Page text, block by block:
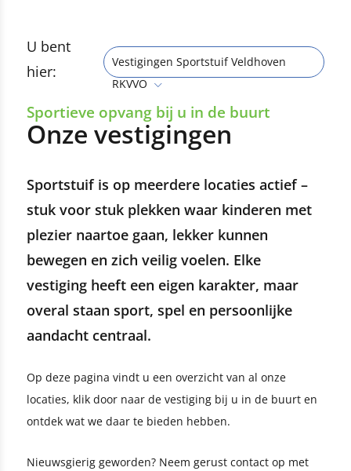
U bent
hier:
Vestigingen Sportstuif Veldhoven
RKVVO
Sportieve opvang bij u in de buurt
Onze vestigingen
Sportstuif is op meerdere locaties actief –
stuk voor stuk plekken waar kinderen met
plezier naartoe gaan, lekker kunnen
bewegen en zich veilig voelen. Elke
vestiging heeft een eigen karakter, maar
overal staan sport, spel en persoonlijke
aandacht centraal.
Op deze pagina vindt u een overzicht van al onze
locaties, klik door naar de vestiging bij u in de buurt en
ontdek wat we daar te bieden hebben.
Nieuwsgierig geworden? Neem gerust contact op met